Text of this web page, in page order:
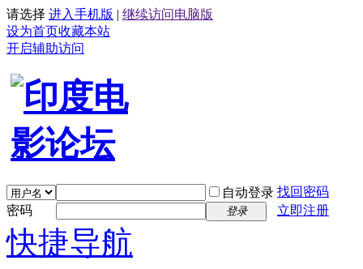
请选择 进入手机版 | 继续访问电脑版
设为首页收藏本站
开启辅助访问
自动登录 找回密码
密码
登录 立即注册
快捷导航